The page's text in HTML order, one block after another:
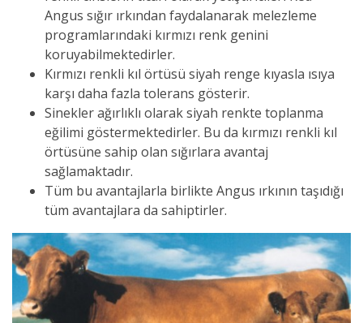
Angus sığır ırkından faydalanarak melezleme
programlarındaki kırmızı renk genini
koruyabilmektedirler.
Kırmızı renkli kıl örtüsü siyah renge kıyasla ısıya
karşı daha fazla tolerans gösterir.
Sinekler ağırlıklı olarak siyah renkte toplanma
eğilimi göstermektedirler. Bu da kırmızı renkli kıl
örtüsüne sahip olan sığırlara avantaj
sağlamaktadır.
Tüm bu avantajlarla birlikte Angus ırkının taşıdığı
tüm avantajlara da sahiptirler.